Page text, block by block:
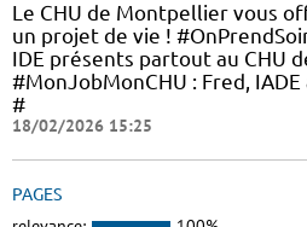
Le CHU de Montpellier vous
un projet de vie !
IDE présents partout au CHU
#MonJobMonCHU : Fred,
#
18/02/2026 15:25
PAGES